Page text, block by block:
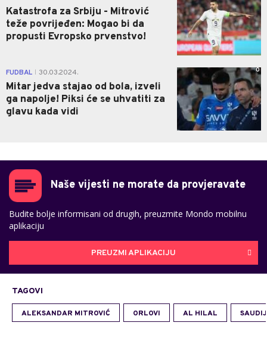
Katastrofa za Srbiju - Mitrović
teže povrijeđen: Mogao bi da
propusti Evropsko prvenstvo!
FUDBAL 30.03.2024.
Mitar jedva stajao od bola, izveli
ga napolje! Piksi će se uhvatiti za
glavu kada vidi
0
Naše vijesti ne morate da provjeravate
Budite bolje informisani od drugih, preuzmite Mondo mobilnu
aplikaciju
PREUZMI APLIKACIJU
TAGOVI
ALEKSANDAR MITROVIĆ ORLOVI AL HILAL